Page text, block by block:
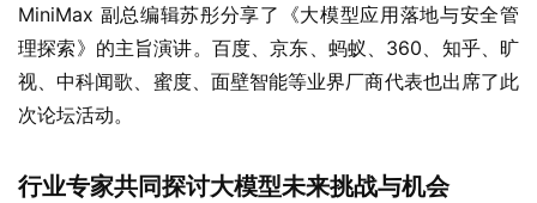
MiniMax 副总编辑苏彤分享了《大模型应用落地与安全管
理探索》的主旨演讲。百度、京东、蚂蚁、360、知乎、旷
视、中科闻歌、蜜度、面壁智能等业界厂商代表也出席了此
次论坛活动。
行业专家共同探讨大模型未来挑战与机会